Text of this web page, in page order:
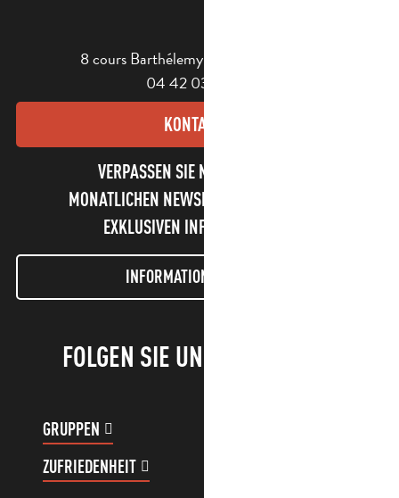
8 cours Barthélemy - 13400 Aubagne
04 42 03 49 98
KONTAKT
VERPASSEN SIE NICHT UNSEREN
MONATLICHEN NEWSLETTER UND UNSERE
EXKLUSIVEN INFORMATIONEN!
INFORMATIONEN LETTER
FOLGEN SIE UNS!
GRUPPEN
ZUFRIEDENHEIT